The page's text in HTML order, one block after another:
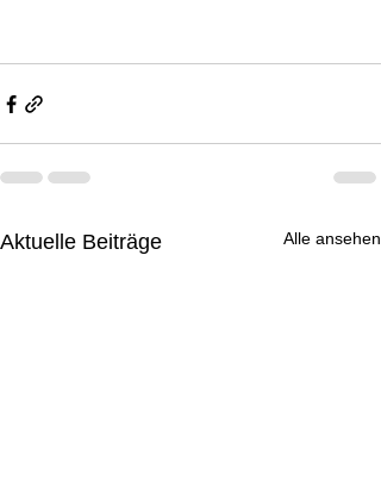
Aktuelle Beiträge Alle ansehen